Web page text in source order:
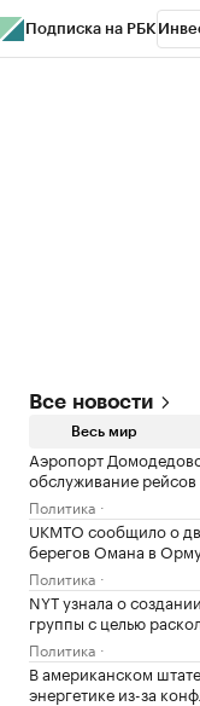
Подписка на РБК
Все новости
Весь мир
Аэропорт
обслуживание
Политика
UKMTO сообщило о
берегов Омана в
Политика
NYT узнала о
группы с целью
Политика
В американском
энергетике из-за